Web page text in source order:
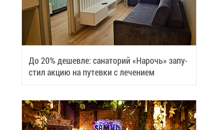
До 20% де­шев­ле: са­на­то­рий «На­рочь» за­пу­
стил ак­цию на пу­тев­ки с ле­че­ни­ем